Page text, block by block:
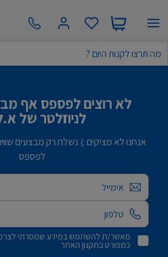
לא רוצים לפספס אף
לניוזלטר של
אנחנו לא מציקים :) נשלח רק מבצעים
לפספס
אימייל
מאשר/ת להשתמש במידע שמסרתי לצרכי
כמפורט בתקנון האתר